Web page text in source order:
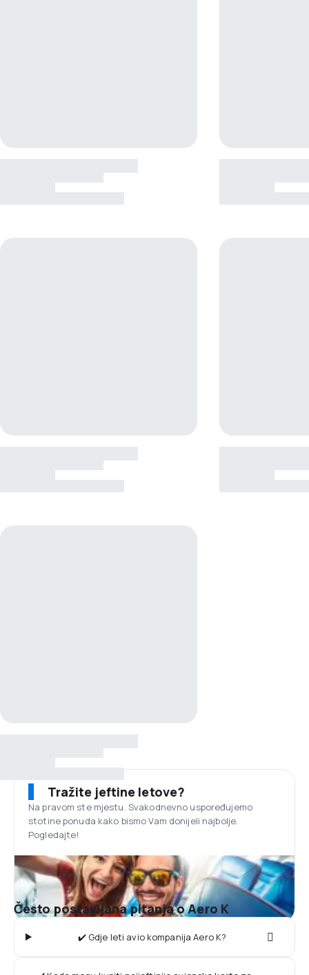
Tražite jeftine letove?
Na pravom ste mjestu. Svakodnevno uspoređujemo
stotine ponuda kako bismo Vam donijeli najbolje.
Pogledajte!
Često postavljana pitanja o Aero K
✔️ Gdje leti avio kompanija Aero K?